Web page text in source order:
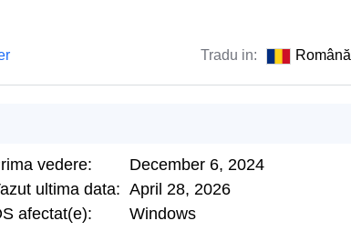
Tradu in: Română
vedere:
December 6, 2024
ultima data: April 28, 2026
afectat(e):
Windows